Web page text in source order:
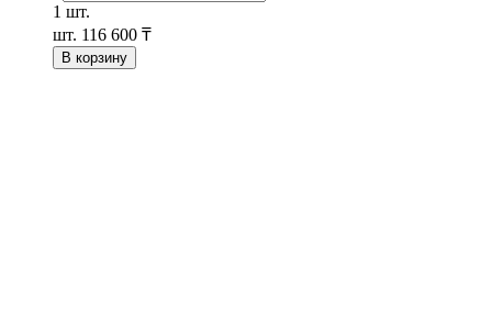
1 шт.
шт. 116 600 ₸
В корзину